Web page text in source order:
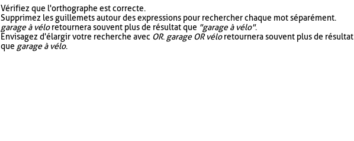
Vérifiez que l'orthographe est correcte.
Supprimez les guillemets autour des expressions pour rechercher chaque mot séparément.
garage à véloretournera souvent plus de résultat que "garage à vélo".
Envisagez d'élargir votre recherche avec OR. garage OR véloretournera souvent plus de résultat
que garage à vélo.